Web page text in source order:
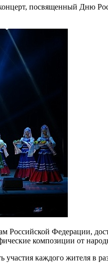
посвященный Дню
Федерации,
композиции от
участия каждого жителя в